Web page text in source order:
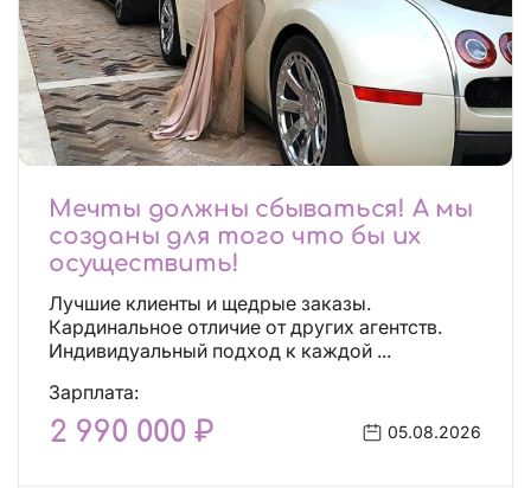
Мечты должны сбываться! А мы
созданы для того что бы их
осуществить!
Лучшие клиенты и щедрые заказы.
Кардинальное отличие от других агентств.
Индивидуальный подход к каждой ...
Зарплата:
2 990 000 ₽ 05.08.2026